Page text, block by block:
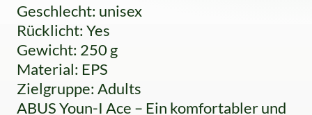
Geschlecht: unisex
Rücklicht: Yes
Gewicht: 250 g
Material: EPS
Zielgruppe: Adults
ABUS Youn-I Ace – Ein komfortabler und